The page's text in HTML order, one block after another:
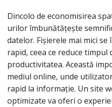
Dincolo de economisirea
urilor îmbunătățește
datelor. Fișierele mai mici se
rapid, ceea ce reduce timpul
productivitatea. Această
mediul online, unde
rapid la informație. Un site
optimizate va oferi o